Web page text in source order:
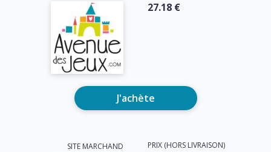
27.18 €
J'achète
SITE MARCHAND PRIX (HORS LIVRAISON)